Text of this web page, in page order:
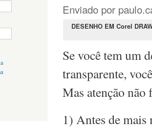
Enviado por
DESENHO EM Corel
Se você tem um
transparente,
Mas atenção
1) Antes de